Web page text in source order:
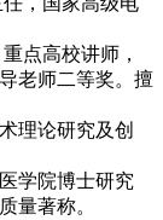
点高校讲师，
老师二等奖。擅
理论研究及创
学院博士研究
量著称。